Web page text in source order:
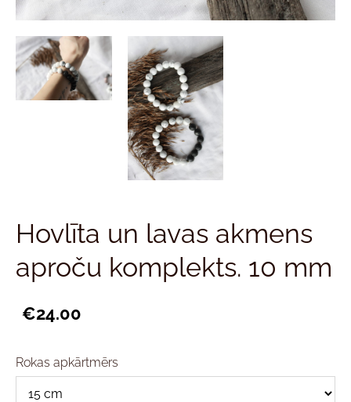
Hovlīta un lavas akmens
aproču komplekts. 10 mm
€24.00
Rokas apkārtmērs